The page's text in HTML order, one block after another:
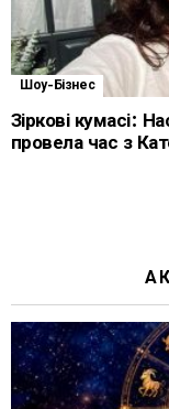
Шоу-Бізнес
Зіркові кумасі:
провела час з